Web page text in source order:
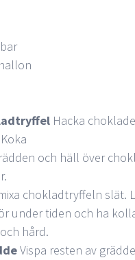
Hacka
och häll över
chokladtryffeln slät.
under tiden och ha
hård.
Vispa resten av